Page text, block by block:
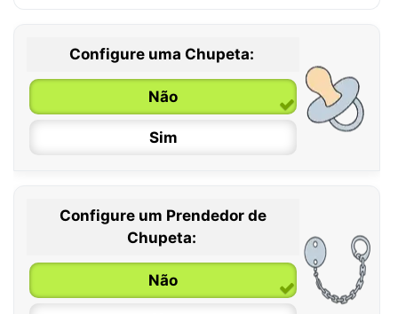
Configure uma Chupeta:
Não
Sim
0 / 6 meses
6 / 36 meses
Configure um Prendedor de
Chupeta:
Não